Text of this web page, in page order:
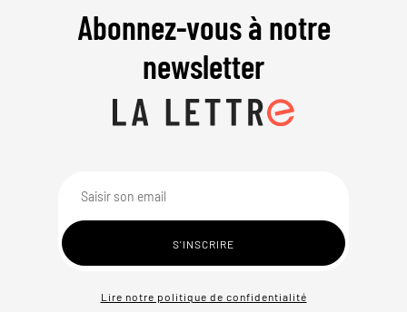
Abonnez-vous à notre
newsletter
Lire notre politique de confidentialité